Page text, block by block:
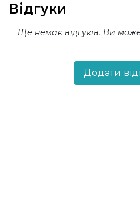
Відгуки
Ще немає відгуків. Ви
Додати